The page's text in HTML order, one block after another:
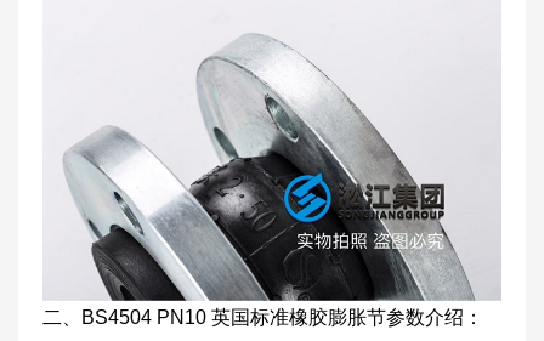
二、BS4504 PN10 英国标准橡胶膨胀节参数介绍：